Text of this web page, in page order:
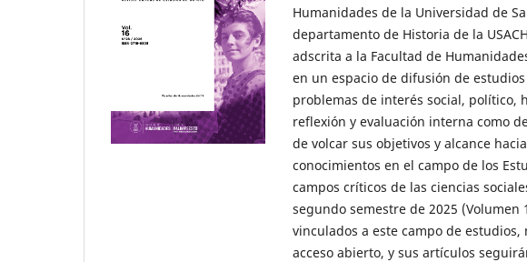
Humanidades de la Universidad de
departamento de Historia de la
adscrita a la Facultad de
en un espacio de difusión de
problemas de interés social, político,
reflexión y evaluación interna como
de volcar sus objetivos y alcance
conocimientos en el campo de los
campos críticos de las ciencias
segundo semestre de 2025 (Volumen
vinculados a este campo de
acceso abierto, y sus artículos